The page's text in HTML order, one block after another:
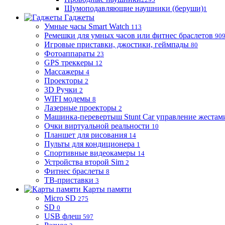
Шумоподавляющие наушники (беруши)1
Гаджеты
Умные часы Smart Watch 113
Ремешки для умных часов или фитнес браслетов 909
Игровые приставки, джостики, геймпады 80
Фотоаппараты 23
GPS треккеры 12
Массажеры 4
Проекторы 2
3D Ручки 2
WIFI модемы 8
Лазерные проекторы 2
Машинка-перевертыш Stunt Car управление
Очки виртуальной реальности 10
Планшет для рисования 14
Пульты для кондиционера 1
Спортивные видеокамеры 14
Устройства второй Sim 2
Фитнес браслеты 8
ТВ-приставки 3
Карты памяти
Micro SD 275
SD 0
USB флеш 597